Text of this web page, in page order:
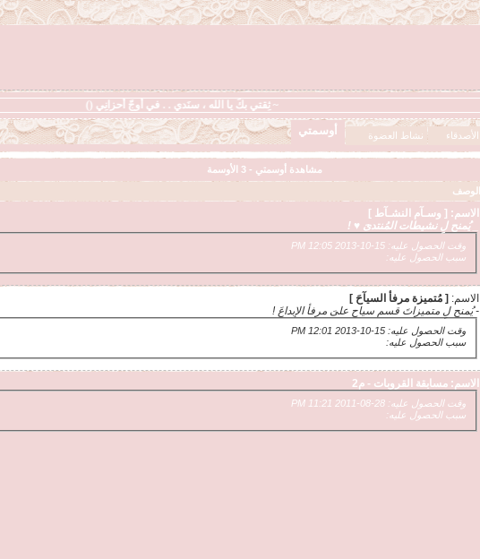
~ ثِقتي بكَ يا الله ، سنَدي . . في أوجّ أحزانِي ()
الأصدقاء نشاط العضوة أوسمتي
مشاهدة أوسمتي - 3 الأوسمة
الوصف
الاسم: [ وسـآم النشـآط ]
_ يُمنح لِ نشيطات المُنتدىَ ♥ !
وقت الحصول عليه: 15-10-2013 12:05 PM
سبب الحصول عليه:
الاسم: [ مُتميزة مرفأ السيآحَ ]
- يُمنح لِ متميزاتَ قسم سياح علىَ مرفأ الإبداعَ !
وقت الحصول عليه: 15-10-2013 12:01 PM
سبب الحصول عليه:
الاسم: مسابقة القروبات - م2
وقت الحصول عليه: 28-08-2011 11:21 PM
سبب الحصول عليه: